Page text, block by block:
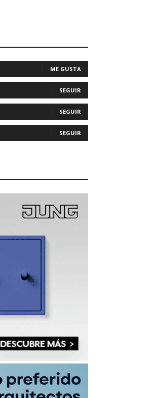
ME GUSTA
SEGUIR
SEGUIR
SEGUIR